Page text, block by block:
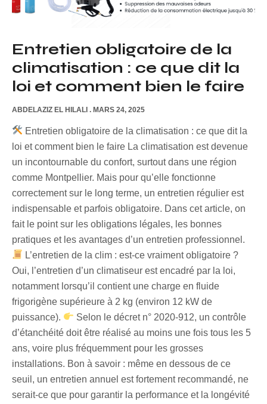
Entretien obligatoire de la
climatisation : ce que dit la
loi et comment bien le faire
ABDELAZIZ EL HILALI MARS 24, 2025
Entretien obligatoire de la climatisation : ce que dit la
loi et comment bien le faire La climatisation est devenue
un incontournable du confort, surtout dans une région
comme Montpellier. Mais pour qu’elle fonctionne
correctement sur le long terme, un entretien régulier est
indispensable et parfois obligatoire. Dans cet article, on
fait le point sur les obligations légales, les bonnes
pratiques et les avantages d’un entretien professionnel.
L’entretien de la clim : est-ce vraiment obligatoire ?
Oui, l’entretien d’un climatiseur est encadré par la loi,
notamment lorsqu’il contient une charge en fluide
frigorigène supérieure à 2 kg (environ 12 kW de
puissance).
Selon le décret n° 2020-912, un contrôle
d’étanchéité doit être réalisé au moins une fois tous les 5
ans, voire plus fréquemment pour les grosses
installations. Bon à savoir : même en dessous de ce
seuil, un entretien annuel est fortement recommandé, ne
serait-ce que pour garantir la performance et la longévité